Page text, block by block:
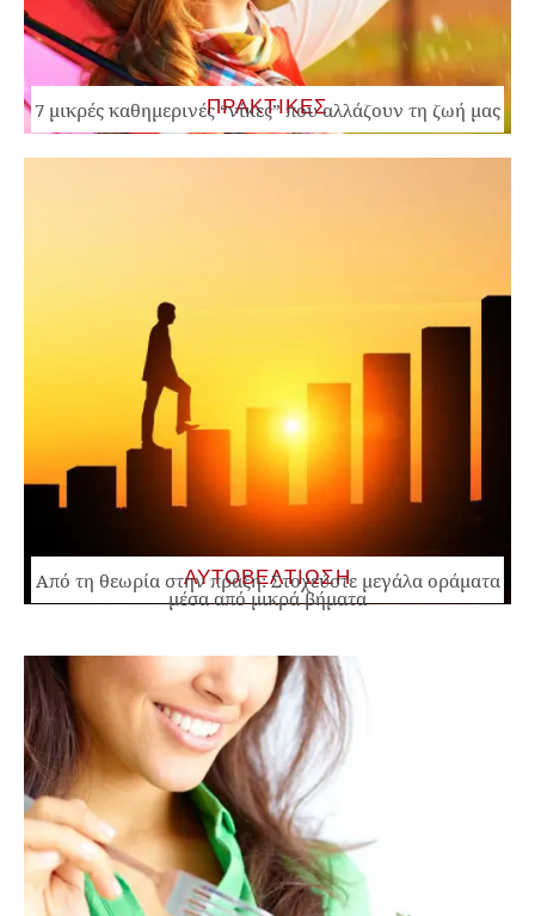
ΠΡΑΚΤΙΚΕΣ
7 μικρές καθημερινές “νίκες” που αλλάζουν τη ζωή μας
ΑΥΤΟΒΕΛΤΙΩΣΗ
Από τη θεωρία στην πράξη: Στοχεύστε μεγάλα οράματα
μέσα από μικρά βήματα